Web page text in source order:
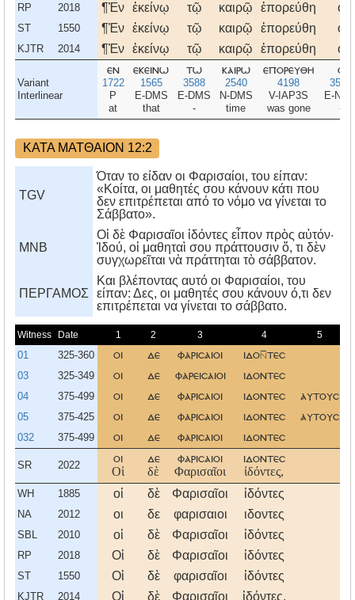
RP 2018 ¶Ἐν ἐκείνῳ τῷ καιρῷ ἐπορεύθη ὁ
ST 1550 ¶Ἐν ἐκείνῳ τῷ καιρῷ ἐπορεύθη ὁ
KJTR 2014 ¶Ἐν ἐκείνῳ τῷ καιρῷ ἐπορεύθη ὁ
Variant
Interlinear
εν
1722
P
at
εκεινω
1565
E-DMS
that
τω
3588
E-DMS
-
καιρω
2540
N-DMS
time
επορευθη
4198
V-IAP3S
was gone
ο
3588
E-
-
ΚΑΤΑ ΜΑΤΘΑΙΟΝ 12:2
TGV
Όταν το είδαν οι Φαρισαίοι, του είπαν:
«Κοίτα, οι μαθητές σου κάνουν κάτι που
δεν επιτρέπεται από το νόμο να γίνεται το
Σάββατο».
MNB
Οἱ δὲ Φαρισαῖοι ἰδόντες εἶπον πρὸς αὐτόν·
Ἰδού, οἱ μαθηταὶ σου πράττουσιν ὅ, τι δὲν
συγχωρεῖται νὰ πράττηται τὸ σάββατον.
ΠΕΡΓΑΜΟΣ
Kαι βλέποντας αυτό οι Φαρισαίοι, του
είπαν: Δες, οι μαθητές σου κάνουν ό,τι δεν
επιτρέπεται να γίνεται το σάββατο.
Witness Date 1 2 3 4 5
01 325-360 οι δε φαρισαιοι ιδοτεσ
03 325-349 οι δε φαρεισαιοι ιδοντεσ
04 375-499 οι δε φαρισαιοι ιδοντεσ αυτουσ
05 375-425 οι δε φαρισαιοι ιδοντεσ αυτουσ
032 375-499 οι δε φαρισαιοι ιδοντεσ
SR 2022
οι
Οἱ
δε
δὲ
φαρισαιοι
Φαρισαῖοι
ιδοντεσ
ἰδόντες,
WH 1885 οἱ δὲ Φαρισαῖοι ἰδόντες
NA 2012 οι δε φαρισαιοι ιδοντες
SBL 2010 οἱ δὲ Φαρισαῖοι ἰδόντες
RP 2018 Οἱ δὲ Φαρισαῖοι ἰδόντες
ST 1550 Οἱ δὲ φαρισαῖοι ἰδόντες
KJTR 2014 Οἱ δὲ Φαρισαῖοι ἰδόντες,